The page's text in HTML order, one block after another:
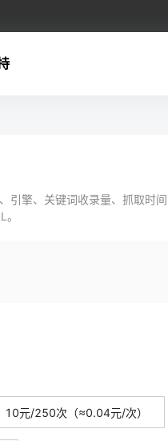
引擎、关键词收录量、抓取时
10元/250次（≈0.04元/次）